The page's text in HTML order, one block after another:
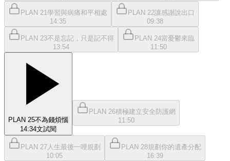
PLAN 21學習與病痛和平相處
14:35
PLAN 22讓感謝說出口
09:38
PLAN 23不是忘記，只是記不得
13:54
PLAN 24當憂鬱來臨
11:50
PLAN 25不為錢煩惱
14:34文試閱
PLAN 26積極建立安全防護網
11:50
PLAN 27人生最後一哩規劃
10:05
PLAN 28規劃你的遺產分配
16:39